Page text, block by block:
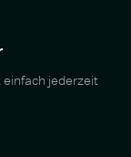
jederzeit